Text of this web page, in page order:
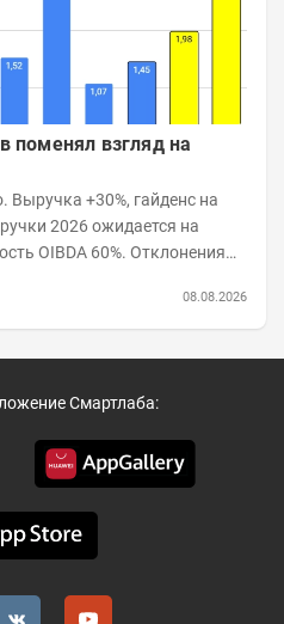
поменял взгляд на
Выручка +30%, гайденс на
60%. Отклонения
08.08.2026
Смартлаба: